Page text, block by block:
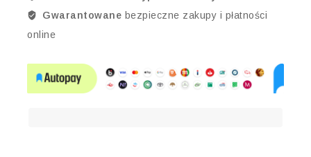
Gwarantowane bezpieczne zakupy i płatności
online